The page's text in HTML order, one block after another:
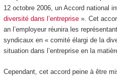
12 octobre 2006, un Accord national
diversité dans l’entreprise». Cet
an l’employeur réunira les
syndicaux en « comité élargi de la
situation dans l’entreprise en la
Cependant, cet accord peine à être